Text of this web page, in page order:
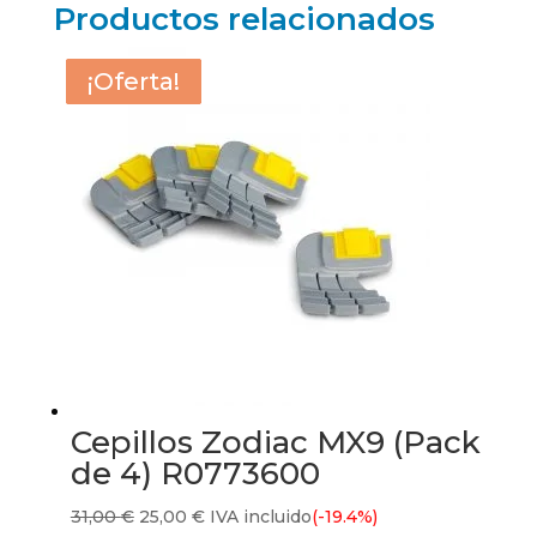
Productos relacionados
¡Oferta!
Cepillos Zodiac MX9 (Pack
de 4) R0773600
31,00€ El
25,00 €ElIVA incluido(-19.4%)
¡Oferta!
¡Oferta!
¡Oferta!